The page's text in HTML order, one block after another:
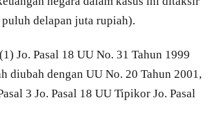
delapan juta rupiah).
Jo. Pasal 18 UU No. 31 Tahun 1999
diubah dengan UU No. 20 Tahun 2001,
3 Jo. Pasal 18 UU Tipikor Jo. Pasal